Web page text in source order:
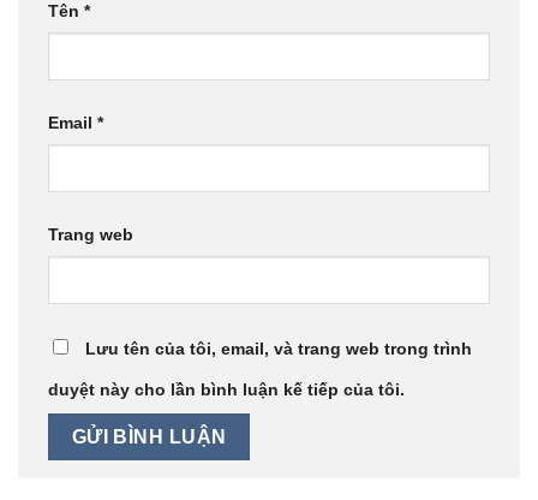
Tên *
Email *
Trang web
Lưu tên của tôi, email, và trang web trong trình
duyệt này cho lần bình luận kế tiếp của tôi.